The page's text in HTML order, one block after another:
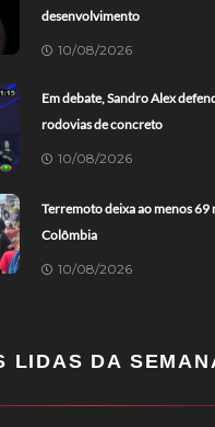
desenvolvimento
10/08/2026
Em debate, Sandro Alex
rodovias de concreto
10/08/2026
Terremoto deixa ao menos 69
Colômbia
10/08/2026
LIDAS DA